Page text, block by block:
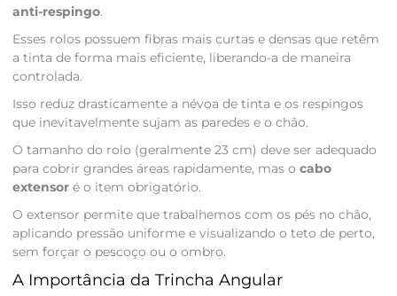
anti-respingo.
Esses rolos possuem fibras mais curtas e densas que retêm
a tinta de forma mais eficiente, liberando-a de maneira
controlada.
Isso reduz drasticamente a névoa de tinta e os respingos
que inevitavelmente sujam as paredes e o chão.
O tamanho do rolo (geralmente 23 cm) deve ser adequado
para cobrir grandes áreas rapidamente, mas o cabo
extensoré o item obrigatório.
O extensor permite que trabalhemos com os pés no chão,
aplicando pressão uniforme e visualizando o teto de perto,
sem forçar o pescoço ou o ombro.
A Importância da Trincha Angular